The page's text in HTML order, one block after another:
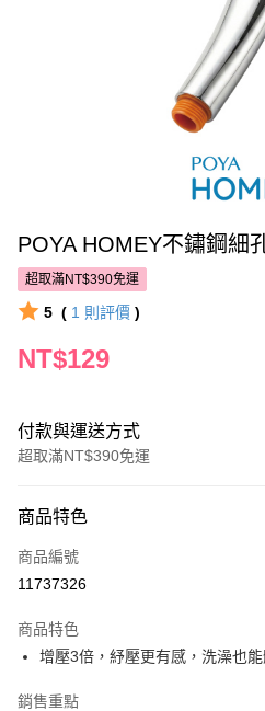
POYA HOMEY不鏽鋼細
超取滿NT$390免運
5 ( 1 則評價 )
NT$129
付款與運送方式
超取滿NT$390免運
POYA支付
信用卡一次付款
LINE Pay
Apple Pay
商品特色
商品編號
11737326
商品特色
增壓3倍，紓壓更有感，洗澡也
銷售重點